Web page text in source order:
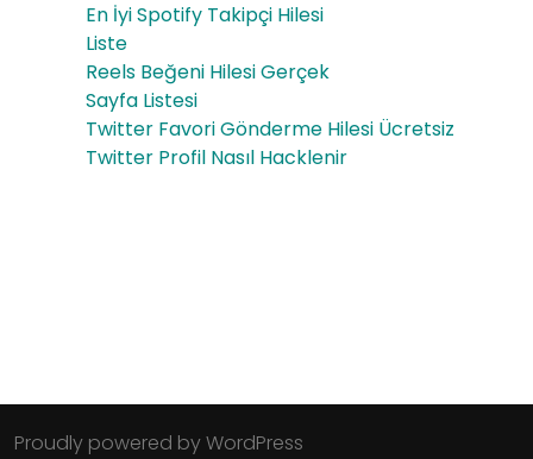
En İyi Spotify Takipçi Hilesi
Liste
Reels Beğeni Hilesi Gerçek
Sayfa Listesi
Twitter Favori Gönderme Hilesi Ücretsiz
Twitter Profil Nasıl Hacklenir
Proudly powered by WordPress